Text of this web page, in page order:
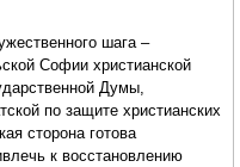
шага –
Софии христианской
Думы,
по защите христианских
сторона готова
к восстановлению